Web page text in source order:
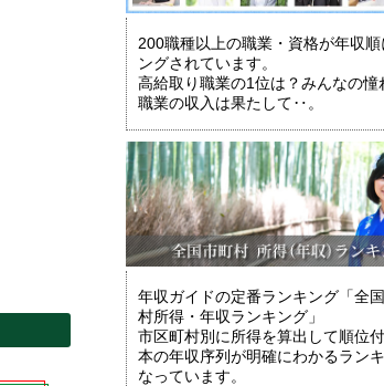
200職種以上の職業・資格が年収順
ングされています。
高給取り職業の1位は？みんなの憧
職業の収入は果たして‥。
年収ガイドの定番ランキング「全
村所得・年収ランキング」
市区町村別に所得を算出して順位
本の年収序列が明確にわかるラン
なっています。